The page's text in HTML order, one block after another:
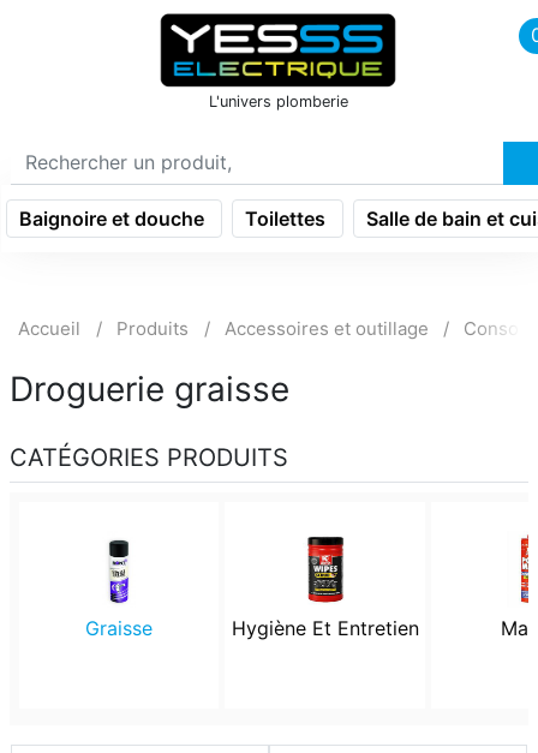
icon menu burger
L'univers plomberie
Baignoire et douche Toilettes Salle de bain et
Accueil Produits Accessoires et outillage
Droguerie graisse
CATÉGORIES PRODUITS
Graisse Hygiène Et Entretien